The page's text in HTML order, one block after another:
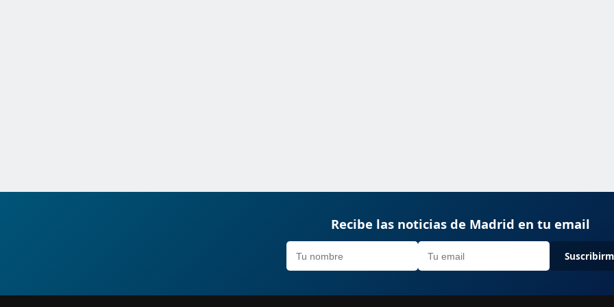
Recibe las noticias de Madrid en tu email